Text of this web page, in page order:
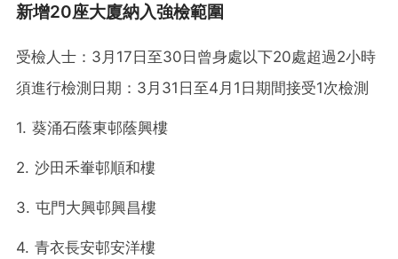
新增20座大廈納入強檢範圍
受檢人士：3月17日至30日曾身處以下20處超過2小時
須進行檢測日期：3月31日至4月1日期間接受1次檢測
1. 葵涌石蔭東邨蔭興樓
2. 沙田禾輋邨順和樓
3. 屯門大興邨興昌樓
4. 青衣長安邨安洋樓